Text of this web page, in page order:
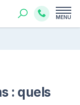
MENU
: quels